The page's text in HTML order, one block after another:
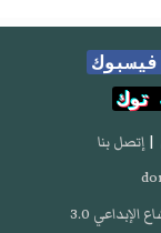
فيسبوك
توك
| إتصل بنا
3.0